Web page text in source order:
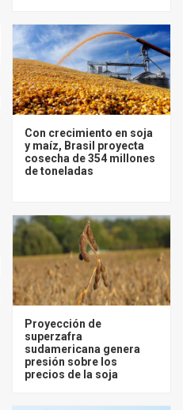
Con crecimiento en soja
y maíz, Brasil proyecta
cosecha de 354 millones
de toneladas
Proyección de
superzafra
sudamericana genera
presión sobre los
precios de la soja